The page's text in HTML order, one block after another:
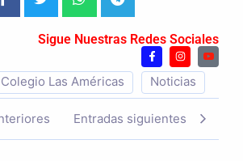
Sigue Nuestras Redes Sociales
Colegio Las Américas Noticias
Entradas siguientes